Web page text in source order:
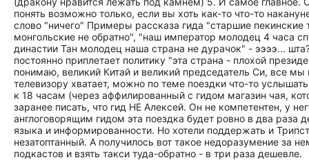
понять возможно только, если вы хоть как-то что-то
слово "ничего" Примеры рассказа гида "старшие
монгольские не обратно", "наш император молодец 4 часа
династии Тан молодец наша страна не дурачок" - ээээ...
постоянно приплетает политику "эта страна - плохой
понимаю, великий Китай и великий председатель Си, все
телевизору хватает, можно по теме поездки что-то
к 18 часам (через аффилированный с гидом магазин чая,
заранее писать, что гид НЕ Алексей. Он не компетентен, у
англоговорящим гидом эта поездка будет ровно в два
языка и информированности. Но хотели поддержать и
незатоптанный. А получилось вот такое недоразумение за
подкастов и взять такси туда-обратно - в три раза дешевле.